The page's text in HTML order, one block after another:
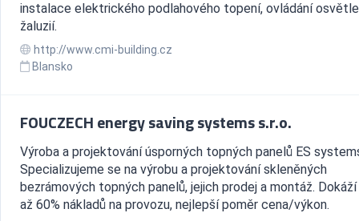
instalace elektrického podlahového topení, ovládání
žaluzií.
http://www.cmi-building.cz
Blansko
FOUCZECH energy saving systems s.r.o.
Výroba a projektování úsporných topných panelů ES
Specializujeme se na výrobu a projektování skleněných
bezrámových topných panelů, jejich prodej a montáž.
až 60% nákladů na provozu, nejlepší poměr cena/výkon.